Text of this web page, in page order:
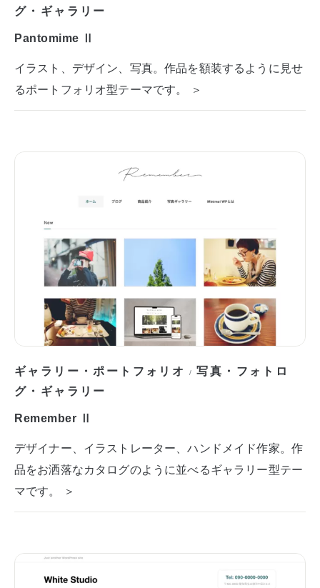
グ・ギャラリー
Pantomime Ⅱ
イラスト、デザイン、写真。作品を額装するように見せ
るポートフォリオ型テーマです。 ＞
ギャラリー・ポートフォリオ /写真・フォトロ
グ・ギャラリー
Remember Ⅱ
デザイナー、イラストレーター、ハンドメイド作家。作
品をお洒落なカタログのように並べるギャラリー型テー
マです。 ＞